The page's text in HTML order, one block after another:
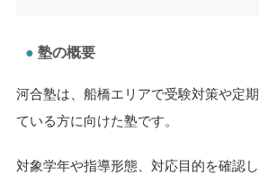
塾の概要
河合塾は、船橋エリアで受験対策や定
ている方に向けた塾です。
対象学年や指導形態、対応目的を確認